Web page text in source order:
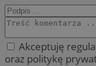
Akceptuję
oraz politykę